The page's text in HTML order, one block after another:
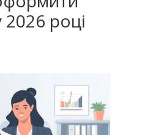
2026 році